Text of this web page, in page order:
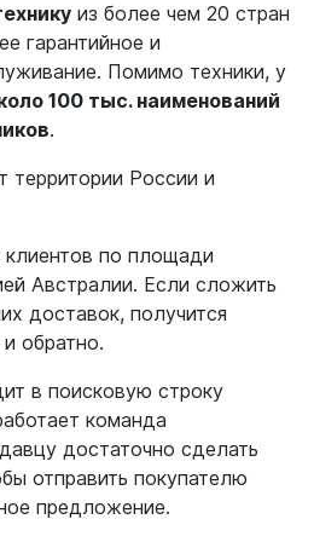
из более чем 20 стран
гарантийное и
Помимо техники, у
100 тыс. наименований
.
территории России и
по площади
Австралии. Если сложить
доставок, получится
обратно.
в поисковую строку
команда
достаточно сделать
отправить покупателю
предложение.